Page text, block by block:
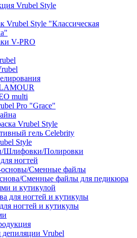
Vrubel Style
Vrubel Style "Классическая
V-PRO
multi
Pro "Grace"
Vrubel Style
гель Celebrity
Style
Шлифовки/Полировки
ногтей
Сменные файлы
Сменные файлы для педикюра
и кутикулой
для ногтей и кутикулы
ногтей и кутикулы
депиляции Vrubel